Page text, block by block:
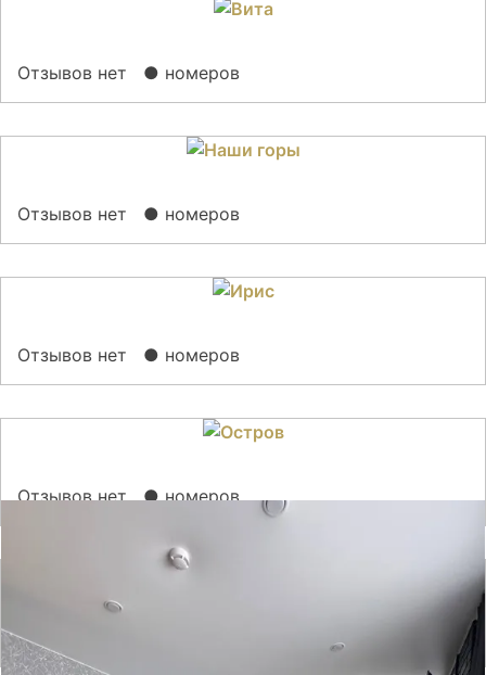
Отзывов нет ● номеров
Отзывов нет ● номеров
Отзывов нет ● номеров
Отзывов нет ● номеров
Отзывов нет